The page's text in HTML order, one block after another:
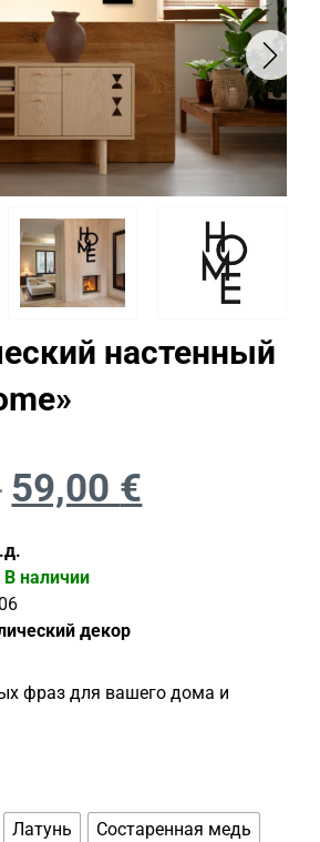
настенный
59,00 €
В наличии
декор
фраз для вашего дома и
Латунь
Состаренная медь